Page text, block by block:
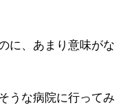
に、あまり意味がな
うな病院に行ってみ